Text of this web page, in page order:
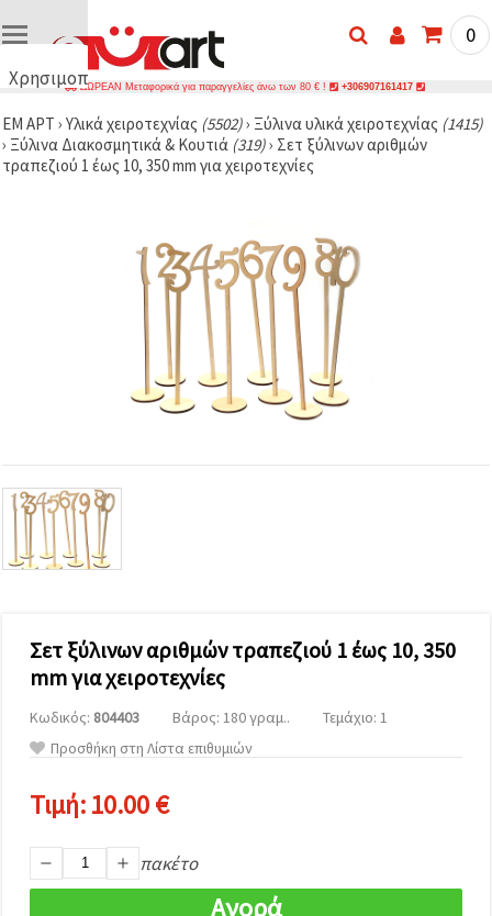
Χρησιμοποιούμε
🍪
Χρησιμοποιούμε
cookies και
αναλύουμε
επισκεψιμότητα
και να
προβάλλουμε
πιο σχετικό
περιεχόμενο
άλλων με
τη βοήθεια
συνεργατών
μας για
χρησιμοποιήσετε
όλα τα
cookies
0
ΔΩΡΕΑΝ Μεταφορικά για παραγγελίες άνω των 80 € ! +306907161417
ΕΜ ΑΡΤ › Υλικά χειροτεχνίας (5502)› Ξύλινα υλικά χειροτεχνίας (1415)
› Ξύλινα Διακοσμητικά & Κουτιά (319)› Σετ ξύλινων αριθμών
τραπεζιού 1 έως 10, 350 mm για χειροτεχνίες
Σετ ξύλινων αριθμών τραπεζιού 1 έως 10, 350
mm για χειροτεχνίες
Κωδικός: 804403 Βάρος: 180 γραμ..
Τεμάχιο: 1
Προσθήκη στη Λίστα επιθυμιών
Τιμή:10.00 €
πακέτο
Αγορά